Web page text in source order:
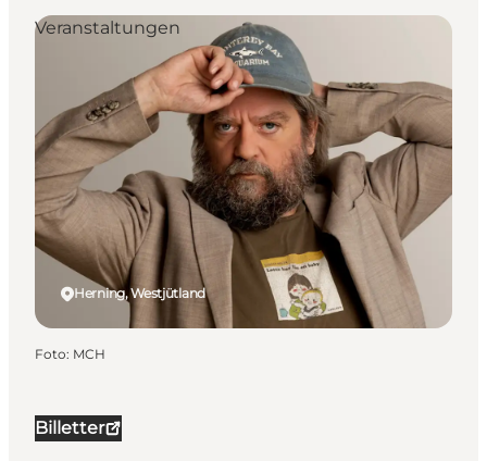
Billetter
Herning, Westjütland
Veranstaltungen
Foto: MCH